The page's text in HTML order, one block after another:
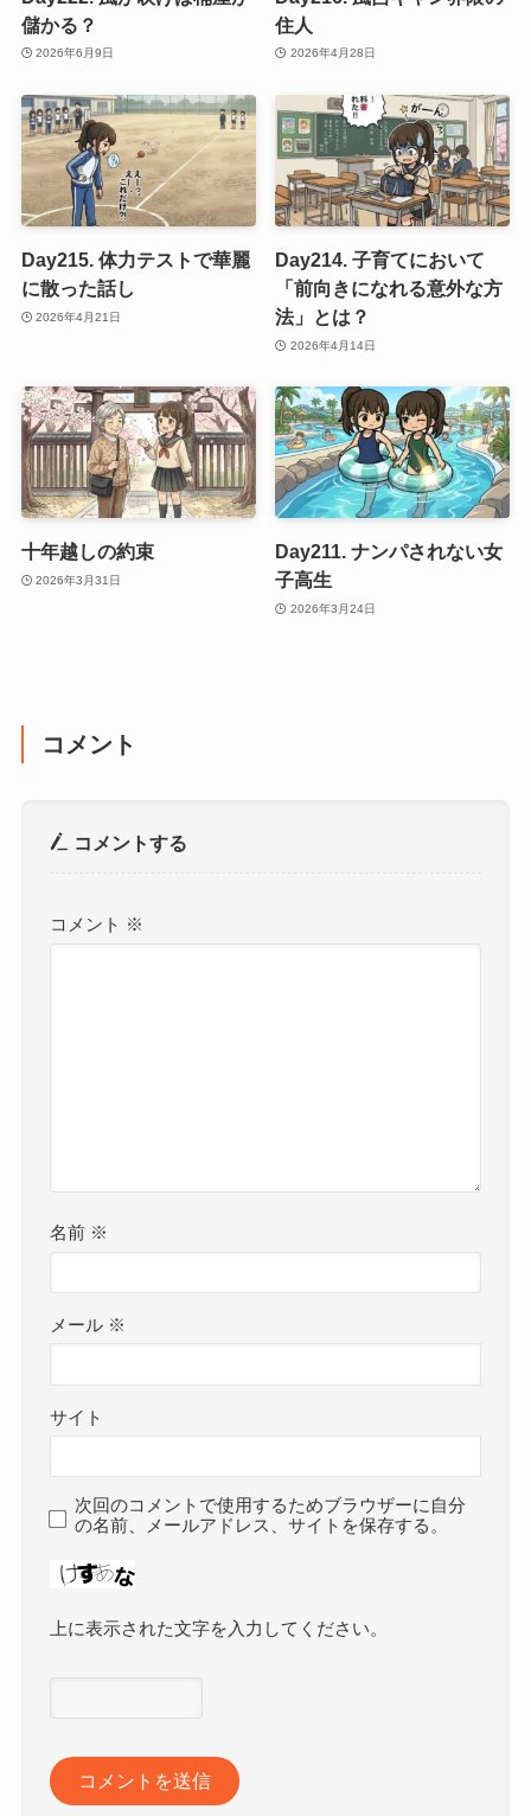
儲かる？
2026年6月9日
住人
2026年4月28日
Day215. 体力テストで華麗
に散った話し
2026年4月21日
Day214. 子育てにおいて
「前向きになれる意外な方
法」とは？
2026年4月14日
十年越しの約束
2026年3月31日
Day211. ナンパされない女
子高生
2026年3月24日
コメント
コメントする
コメント ※
名前 ※
メール ※
サイト
次回のコメントで使用するためブラウザーに自分
の名前、メールアドレス、サイトを保存する。
上に表示された文字を入力してください。